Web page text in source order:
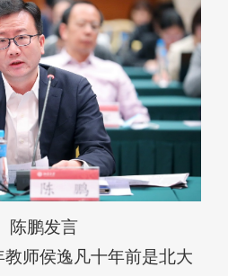
陈鹏发言
师侯逸凡十年前是北大